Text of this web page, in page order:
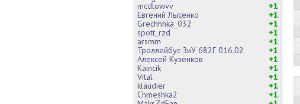
mcdlowvv
+1
Евгений Лысенко
+1
Grechhhka_032
+1
spott_rzd
+1
arsmm
+1
Троллейбус ЗиУ 682Г 016.02
+1
Алексей Кузенков
+1
Kaincik
+1
Vital
+1
klaudier
+1
Chmeshka2
+1